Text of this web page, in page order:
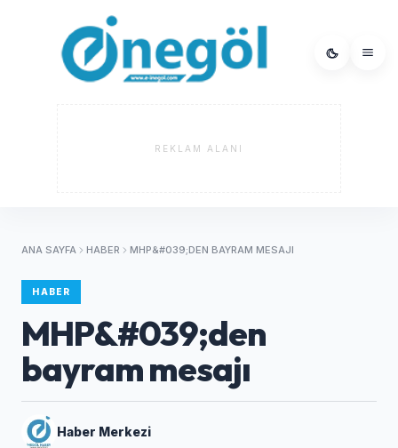
REKLAM ALANI
ANA SAYFA HABER MHP&#039;DEN BAYRAM MESAJI
HABER
MHP&#039;den
bayram mesajı
Haber Merkezi